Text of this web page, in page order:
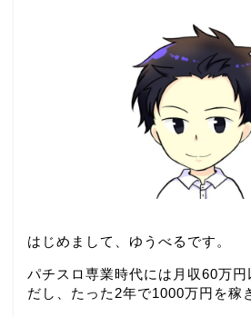
はじめまして、ゆうべるです。
パチスロ専業時代には月収60万
だし、たった2年で1000万円を稼